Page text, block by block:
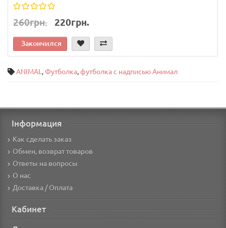
260грн. 220грн.
Закончился
ANIMAL ,Футболка,футболка с надписью Анимал
Інформация
Как сделать заказ
Обмен, возврат товаров
Ответы на вопросы
О нас
Доставка / Оплата
Кабинет